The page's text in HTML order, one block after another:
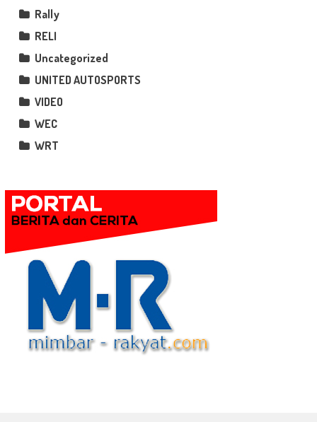
Rally
RELI
Uncategorized
UNITED AUTOSPORTS
VIDEO
WEC
WRT